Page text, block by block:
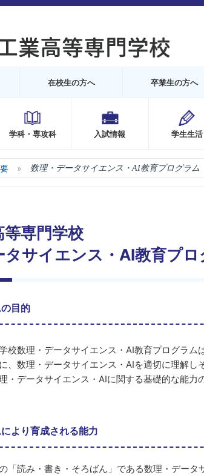
在校生の方へ 卒業生の方へ
学科・専攻科 入試情報 学生生活
数理・データサイエンス・AI教育プログラム
等専門学校
タサイエンス・AI教育プロ
目的
校数理・データサイエンス・AI教育プログラム
、数理・データサイエンス・AIを適切に理解し
・データサイエンス・AIに関する基礎的な能力
より育成される能力
「読み・書き・そろばん」である数理・データ